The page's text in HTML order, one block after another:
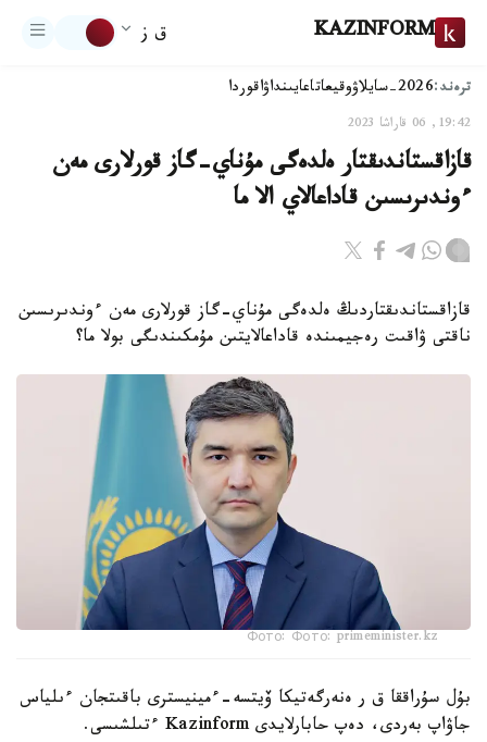
KAZINFORM ق ز
ترەند:2026-سايلاۋ وقيعاتاعايىنداۋاقوردا
19:42, 06 قاراشا 2023
قازاقستاندىقتار ەلدەگى مۇناي-گاز قورلارى مەن
ءوندىرىسىن قاداعالاي الا ما
قازاقستاندىقتاردىڭ ەلدەگى مۇناي-گاز قورلارى مەن ءوندىرىسىن
ناقتى ۋاقىت رەجيمىندە قاداعالايتىن مۇمكىندىگى بولا ما؟
Фото: Фото: primeminister.kz
بۇل سۇراققا ق ر ەنەرگەتيكا ۆيتسە-ءمينيسترى باقىتجان ءىلياس
جاۋاپ بەردى، دەپ حابارلايدى Kazinform ءتىلشىسى.